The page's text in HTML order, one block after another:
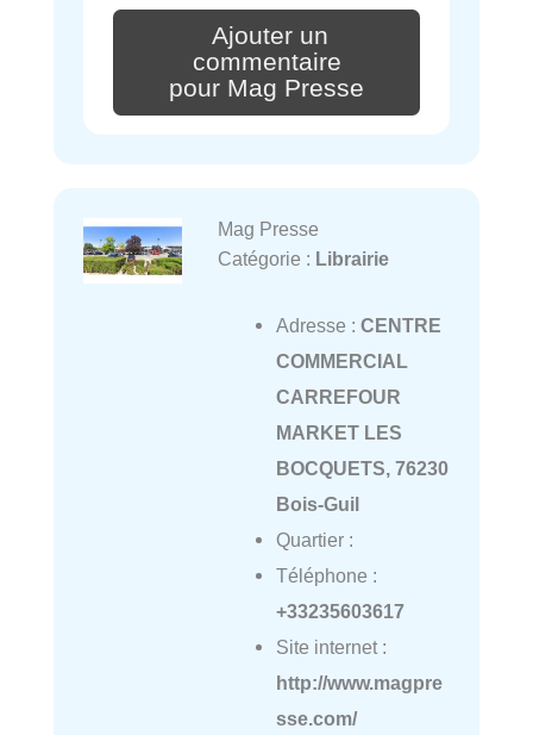
Ajouter un
commentaire
pour Mag Presse
Mag Presse
Catégorie : Librairie
Adresse : CENTRE
COMMERCIAL
CARREFOUR
MARKET LES
BOCQUETS, 76230
Bois-Guil
Quartier :
Téléphone :
+33235603617
Site internet :
http://www.magpre
sse.com/